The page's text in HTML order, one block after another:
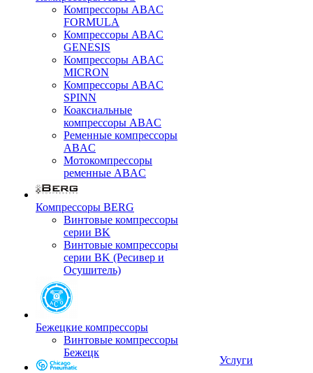
Компрессоры ABAC
FORMULA
Компрессоры ABAC
GENESIS
Компрессоры ABAC
MICRON
Компрессоры ABAC
SPINN
Коаксиальные
компрессоры ABAC
Ременные компрессоры
ABAC
Мотокомпрессоры
ременные ABAC
Компрессоры BERG
Винтовые компрессоры
серии BK
Винтовые компрессоры
серии BK (Ресивер и
Осушитель)
Бежецкие компрессоры
Винтовые компрессоры
Бежецк
Услуги